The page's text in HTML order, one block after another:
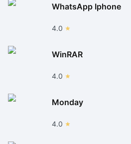
WhatsApp Iphone
4.0
WinRAR
4.0
Monday
4.0